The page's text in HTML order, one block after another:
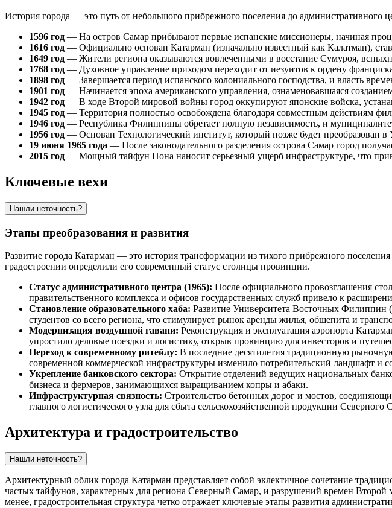
История города — это путь от небольшого прибрежного поселения до
1596 год — На остров Самар прибывают первые испанские миссионеры, начиная
1616 год — Официально основан Катарман (изначально известный как Калатман),
1649 год — Жители региона оказываются вовлеченными в восстание Сумуроя,
1768 год — Духовное управление приходом переходит от иезуитов к ордену
1898 год — Завершается период испанского колониального господства, и власть
1901 год — Начинается эпоха американского управления, ознаменовавшаяся
1942 год — В ходе Второй мировой войны город оккупируют японские войска,
1945 год — Территория полностью освобождена благодаря совместным действиям
1946 год — Республика Филиппины обретает полную независимость, и
1956 год — Основан Технологический институт, который позже будет
19 июня 1965 года — После законодательного разделения острова Самар город
2015 год — Мощный тайфун Нона наносит серьезный ущерб инфраструктуре, что
Ключевые вехи
Нашли неточность?
Этапы преобразования и развития
Развитие города Катарман — это история трансформации из тихого прибрежного
градостроении определили его современный статус столицы провинции.
Статус административного центра (1965): После официального провозглашения
правительственного комплекса и офисов государственных служб привело к
Становление образовательного хаба: Развитие Университета Восточных Филиппин
студентов со всего региона, что стимулирует рынок аренды жилья, общепита и
Модернизация воздушной гавани: Реконструкция и эксплуатация аэропорта
упростило деловые поездки и логистику, открыв провинцию для инвесторов и
Переход к современному ритейлу: В последние десятилетия традиционную
современной коммерческой инфраструктуры изменило потребительский ландшафт и
Укрепление банковского сектора: Открытие отделений ведущих национальных
бизнеса и фермеров, занимающихся выращиванием копры и абаки.
Инфраструктурная связность: Строительство бетонных дорог и мостов,
главного логистического узла для сбыта сельскохозяйственной продукции Северного
Архитектура и градостроительство
Нашли неточность?
Архитектурный облик города Катарман представляет собой эклектичное сочетание
частых тайфунов, характерных для региона Северный Самар, и разрушений времен
менее, градостроительная структура четко отражает ключевые этапы развития